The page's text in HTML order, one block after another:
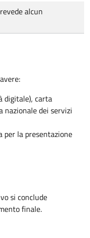
alcun
digitale), carta
nazionale dei servizi
la presentazione
si conclude
finale.